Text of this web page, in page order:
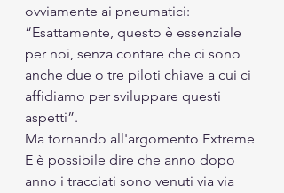
ovviamente ai pneumatici:
“Esattamente, questo è essenziale
per noi, senza contare che ci sono
anche due o tre piloti chiave a cui ci
affidiamo per sviluppare questi
aspetti”.
Ma tornando all'argomento Extreme
E è possibile dire che anno dopo
anno i tracciati sono venuti via via